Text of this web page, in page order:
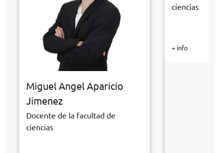
Miguel Angel Aparicio
Jimenez
Docente de la facultad de
ciencias
ciencias
+ info